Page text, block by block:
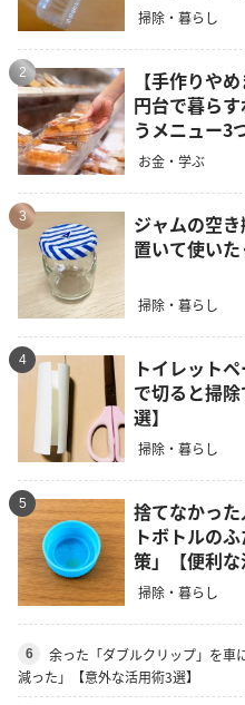
掃除・暮らし
2
【手作りや
円台で暮ら
うメニュー3
お金・学ぶ
3
ジャムの空
置いて使いた
掃除・暮らし
4
トイレット
で切ると掃
選】
掃除・暮らし
5
捨てなかっ
トボトルの
策」【便利な
掃除・暮らし
6
余った「ダブルクリップ」を
減った」【意外な活用術3選】